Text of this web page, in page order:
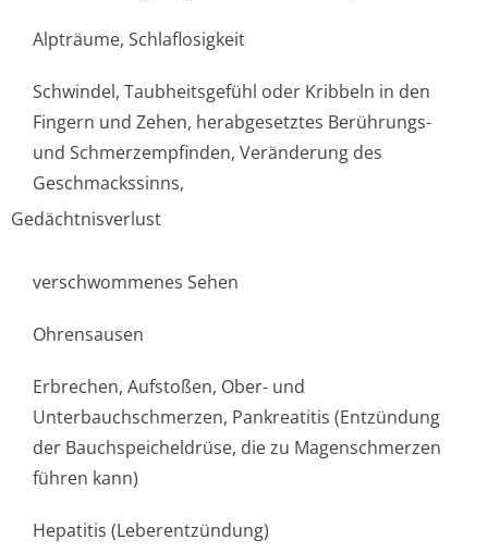
Alpträume, Schlaflosigkeit
Schwindel, Taubheitsgefühl oder Kribbeln in den
Fingern und Zehen, herabgesetztes Berührungs-
und Schmerzempfinden, Veränderung des
Geschmackssinns,
Gedächtnisverlust
verschwommenes Sehen
Ohrensausen
Erbrechen, Aufstoßen, Ober- und
Unterbauchschmer­zen, Pankreatitis (Entzündung
der Bauchspeicheldrüse, die zu Magenschmerzen
führen kann)
Hepatitis (Leberentzündung)